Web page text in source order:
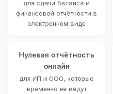
для сдачи баланса и
финансовой отчётности в
электронном виде
Нулевая отчётность
онлайн
для ИП и ООО, которые
временно не ведут